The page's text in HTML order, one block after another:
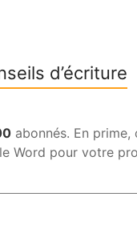
d’écriture
abonnés. En prime,
Word pour votre